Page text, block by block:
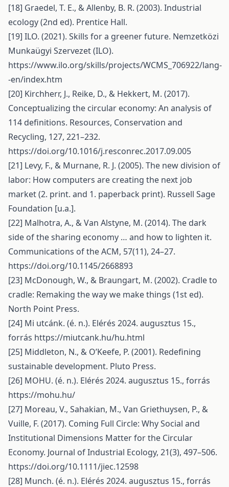
[18] Graedel, T. E., & Allenby, B. R. (2003). Industrial
ecology (2nd ed). Prentice Hall.
[19] ILO. (2021). Skills for a greener future. Nemzetközi
Munkaügyi Szervezet (ILO).
https://www.ilo.org/skills/projects/WCMS_706922/lang-
-en/index.htm
[20] Kirchherr, J., Reike, D., & Hekkert, M. (2017).
Conceptualizing the circular economy: An analysis of
114 definitions. Resources, Conservation and
Recycling, 127, 221–232.
https://doi.org/10.1016/j.resconrec.2017.09.005
[21] Levy, F., & Murnane, R. J. (2005). The new division of
labor: How computers are creating the next job
market (2. print. and 1. paperback print). Russell Sage
Foundation [u.a.].
[22] Malhotra, A., & Van Alstyne, M. (2014). The dark
side of the sharing economy … and how to lighten it.
Communications of the ACM, 57(11), 24–27.
https://doi.org/10.1145/2668893
[23] McDonough, W., & Braungart, M. (2002). Cradle to
cradle: Remaking the way we make things (1st ed).
North Point Press.
[24] Mi utcánk. (é. n.). Elérés 2024. augusztus 15.,
forrás https://miutcank.hu/hu.html
[25] Middleton, N., & O’Keefe, P. (2001). Redefining
sustainable development. Pluto Press.
[26] MOHU. (é. n.). Elérés 2024. augusztus 15., forrás
https://mohu.hu/
[27] Moreau, V., Sahakian, M., Van Griethuysen, P., &
Vuille, F. (2017). Coming Full Circle: Why Social and
Institutional Dimensions Matter for the Circular
Economy. Journal of Industrial Ecology, 21(3), 497–506.
https://doi.org/10.1111/jiec.12598
[28] Munch. (é. n.). Elérés 2024. augusztus 15., forrás